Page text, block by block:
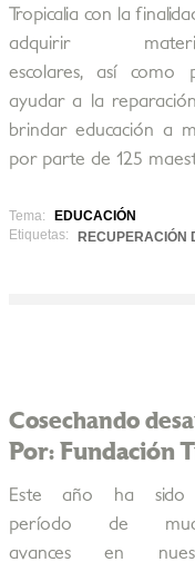
Tropicalia con la
adquirir
escolares, así como
ayudar a la
brindar educación a
por parte de 125
Tema:
EDUCACIÓN
Etiquetas:
RECUPERACIÓN
Cosechando
Por: Fundación
Este año ha sido
período de
avances en